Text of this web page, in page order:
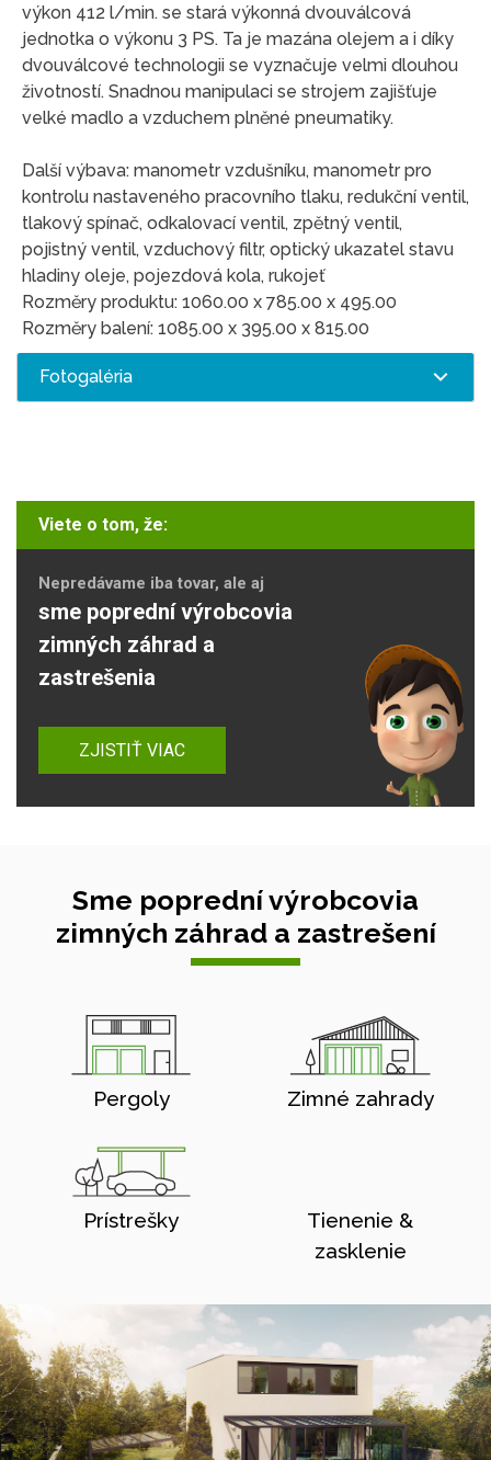
výkon 412 l/min. se stará výkonná dvouválcová
jednotka o výkonu 3 PS. Ta je mazána olejem a i díky
dvouválcové technologii se vyznačuje velmi dlouhou
životností. Snadnou manipulaci se strojem zajišťuje
velké madlo a vzduchem plněné pneumatiky.
Další výbava: manometr vzdušníku, manometr pro
kontrolu nastaveného pracovního tlaku, redukční ventil,
tlakový spínač, odkalovací ventil, zpětný ventil,
pojistný ventil, vzduchový filtr, optický ukazatel stavu
hladiny oleje, pojezdová kola, rukojeť
Rozměry produktu: 1060.00 x 785.00 x 495.00
Rozměry balení: 1085.00 x 395.00 x 815.00
Fotogaléria
Viete o tom, že:
Nepredávame iba tovar, ale aj
sme poprední výrobcovia
zimných záhrad a
zastrešenia
ZJISTIŤ VIAC
Sme poprední výrobcovia
zimných záhrad a zastrešení
Pergoly Zimné zahrady
Prístrešky
Tienenie &
zasklenie